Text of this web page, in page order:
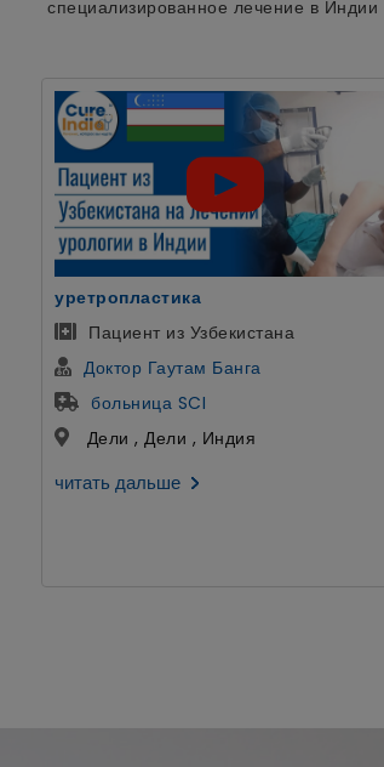
специализированное лечение в
Голливудская Улыбка
Пациентка из Казани, Россия
Др Аман Ахуджа
Космодент
Гуруграм , Харьяна , Индия
читать дальше